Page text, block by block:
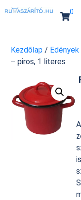
0
Kezdőlap / Edények
– piros, 1 literes